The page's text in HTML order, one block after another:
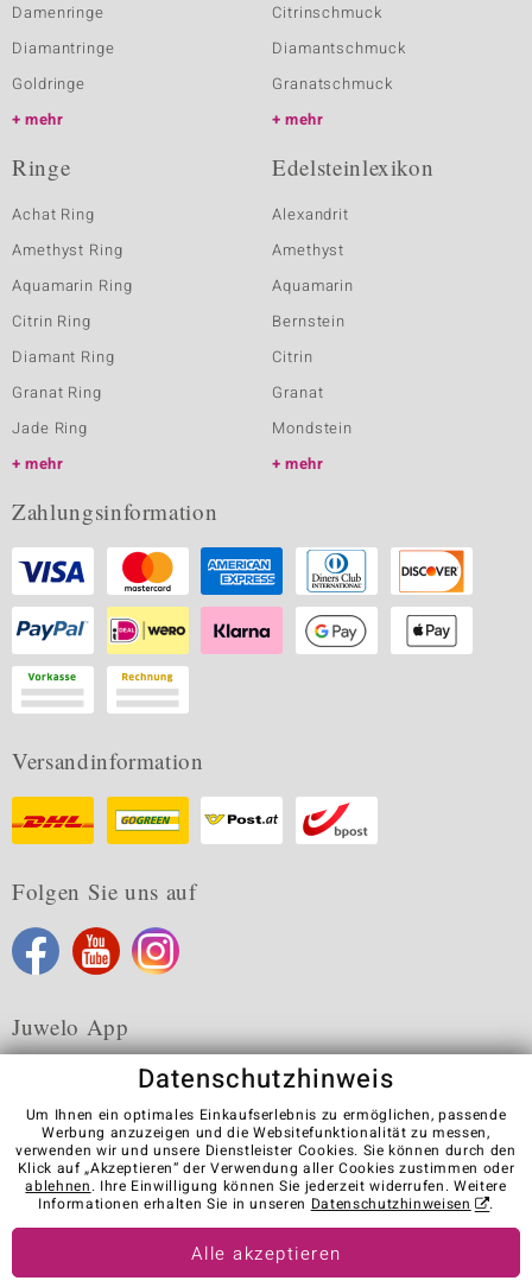
Damenringe
Diamantringe
Goldringe
mehr
Citrinschmuck
Diamantschmuck
Granatschmuck
mehr
Ringe
Achat Ring
Amethyst Ring
Aquamarin Ring
Citrin Ring
Diamant Ring
Granat Ring
Jade Ring
mehr
Edelsteinlexikon
Alexandrit
Amethyst
Aquamarin
Bernstein
Citrin
Granat
Mondstein
mehr
Zahlungsinformation
Versandinformation
Folgen Sie uns auf
Juwelo App
Karriere AGB Datenschutz Cookies
Impressum
Kontakt
Vertrag widerrufen
Visit our stores in other countries:
Datenschutzhinweis
Um Ihnen ein optimales Einkaufserlebnis zu ermöglichen, passende
Werbung anzuzeigen und die Websitefunktionalität zu messen,
verwenden wir und unsere Dienstleister Cookies. Sie können durch den
Klick auf „Akzeptieren“ der Verwendung aller Cookies zustimmen oder
ablehnen. Ihre Einwilligung können Sie jederzeit widerrufen. Weitere
Informationen erhalten Sie in unseren Datenschutzhinweisen .
Alle akzeptieren